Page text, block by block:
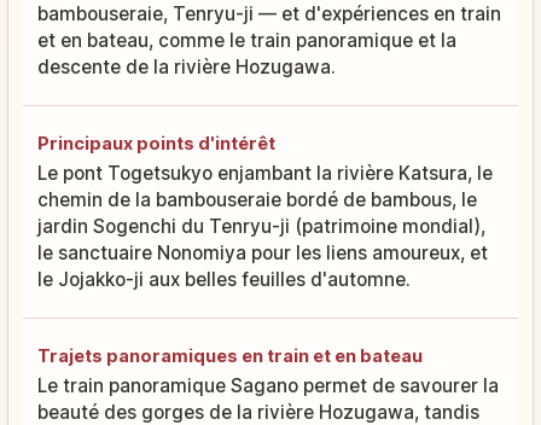
bambouseraie, Tenryu-ji — et d'expériences en train
et en bateau, comme le train panoramique et la
descente de la rivière Hozugawa.
Principaux points d'intérêt
Le pont Togetsukyo enjambant la rivière Katsura, le
chemin de la bambouseraie bordé de bambous, le
jardin Sogenchi du Tenryu-ji (patrimoine mondial),
le sanctuaire Nonomiya pour les liens amoureux, et
le Jojakko-ji aux belles feuilles d'automne.
Trajets panoramiques en train et en bateau
Le train panoramique Sagano permet de savourer la
beauté des gorges de la rivière Hozugawa, tandis